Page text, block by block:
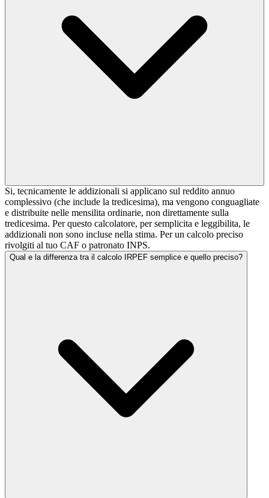
Si, tecnicamente le addizionali si applicano sul reddito annuo
complessivo (che include la tredicesima), ma vengono conguagliate
e distribuite nelle mensilita ordinarie, non direttamente sulla
tredicesima. Per questo calcolatore, per semplicita e leggibilita, le
addizionali non sono incluse nella stima. Per un calcolo preciso
rivolgiti al tuo CAF o patronato INPS.
Qual e la differenza tra il calcolo IRPEF semplice e quello preciso?